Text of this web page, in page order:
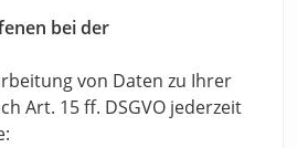
bei der
von Daten zu Ihrer
Art. 15 ff. DSGVO jederzeit